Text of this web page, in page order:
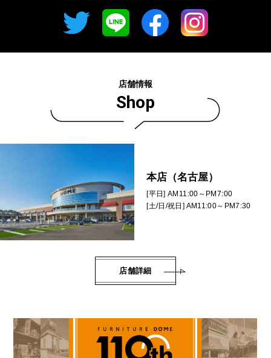
店舗情報
Shop
本店（名古屋）
[平日] AM11:00～PM7:00
[土/日/祝日] AM11:00～PM7:30
店舗詳細